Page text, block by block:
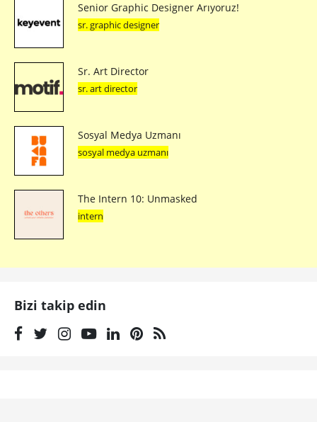
Senior Graphic Designer Arıyoruz!
sr. graphic designer
Sr. Art Director
sr. art director
Sosyal Medya Uzmanı
sosyal medya uzmanı
The Intern 10: Unmasked
intern
Bizi takip edin